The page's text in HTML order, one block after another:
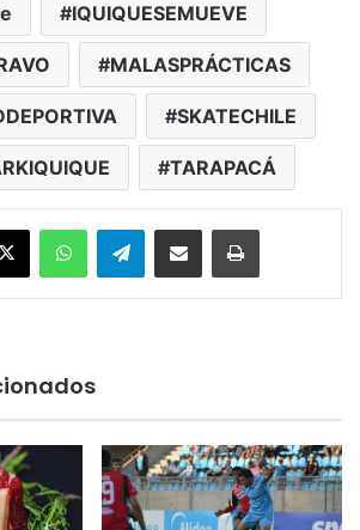
IQUIQUESEMUEVE
MALASPRÁCTICAS
SKATECHILE
TARAPACÁ
X WhatsAppTelegramEnviar vía email Imprimir